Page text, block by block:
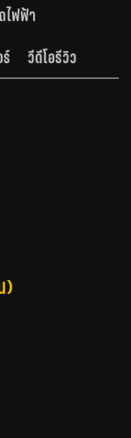
ไฟฟ้า
วีดีโอรีวิว
)